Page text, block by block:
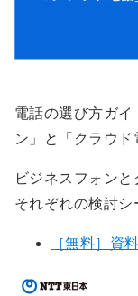
電話の選び方ガ
ン」と「クラウド
ビジネスフォンと
それぞれの検討シ
［無料］資